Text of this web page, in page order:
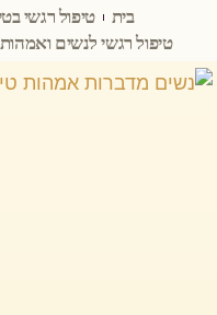
בית
טיפול רגשי
טיפול רגשי לנשים ואמהות